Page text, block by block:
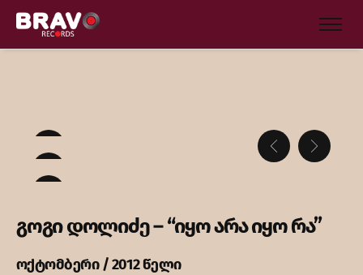
გოგი დოლიძე – “იყო არა იყო რა”
ოქტომბერი / 2012 წელი